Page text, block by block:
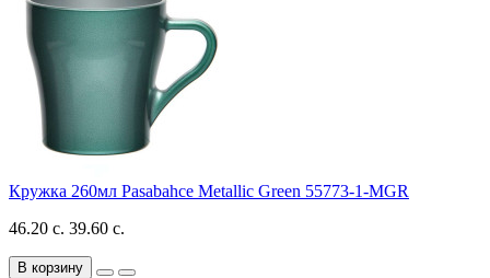
Кружка 260мл Pasabahce Metallic Green 55773-1-MGR
46.20 с. 39.60 с.
В корзину